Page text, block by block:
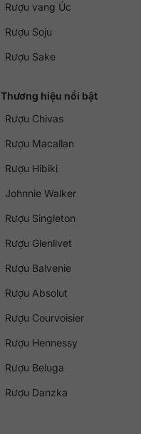
Rượu vang Úc
Rượu Soju
Rượu Sake
Thương hiệu nổi bật
Rượu Chivas
Rượu Macallan
Rượu Hibiki
Johnnie Walker
Rượu Singleton
Rượu Glenlivet
Rượu Balvenie
Rượu Absolut
Rượu Courvoisier
Rượu Hennessy
Rượu Beluga
Rượu Danzka